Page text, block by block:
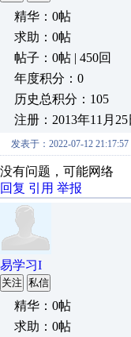
精华：0帖
求助：0帖
帖子：0帖 | 450回
年度积分：0
历史总积分：105
注册：2013年11月25
发表于：2022-07-12 21:17:57
没有问题，可能网络
回复 引用 举报
易学习I
关注 私信
精华：0帖
求助：0帖